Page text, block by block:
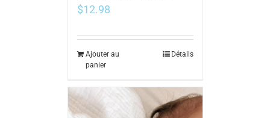
$12.98
Ajouter au
panier
Détails